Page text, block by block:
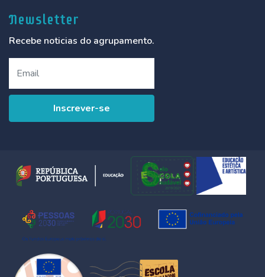
Newsletter
Recebe noticias do agrupamento.